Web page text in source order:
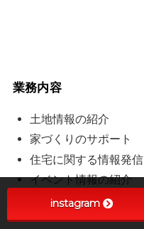
業務内容
土地情報の紹介
家づくりのサポート
住宅に関する情報発信
イベント情報の紹介
instagram